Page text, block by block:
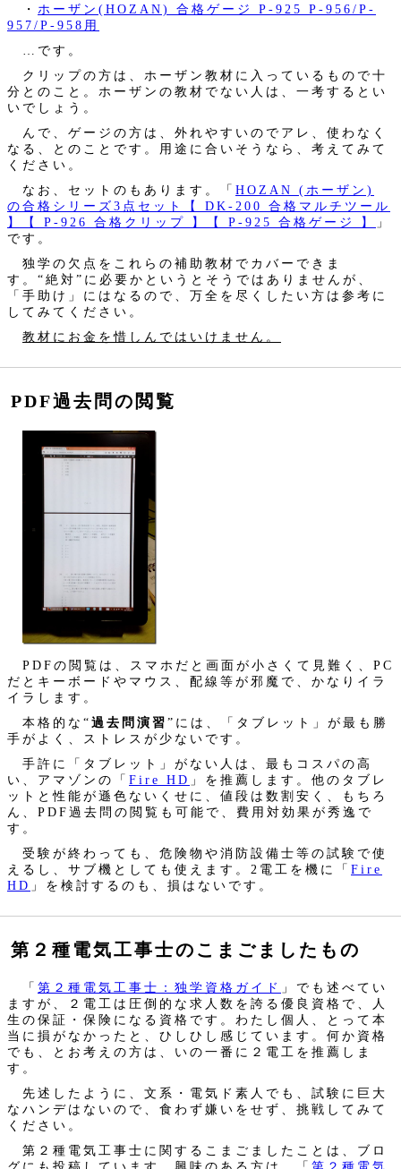
・ ホーザン(HOZAN) 合格ゲージ P-925 P-956/P-
957/P-958用
…です。
クリップの方は、ホーザン教材に入っているもので十
分とのこと。ホーザンの教材でない人は、一考するとい
いでしょう。
んで、ゲージの方は、外れやすいのでアレ、使わなく
なる、とのことです。用途に合いそうなら、考えてみて
ください。
なお、セットのもあります。「 HOZAN (ホーザン)
の合格シリーズ3点セット【 DK-200 合格マルチツール
】【 P-926 合格クリップ 】【 P-925 合格ゲージ 】
」
です。
独学の欠点をこれらの補助教材でカバーできま
す。“絶対”に必要かというとそうではありませんが、
「手助け」にはなるので、万全を尽くしたい方は参考に
してみてください。
教材にお金を惜しんではいけません。
PDF過去問の閲覧
PDFの閲覧は、スマホだと画面が小さくて見難く、PC
だとキーボードやマウス、配線等が邪魔で、かなりイラ
イラします。
本格的な“過去問演習”には、「タブレット」が最も勝
手がよく、ストレスが少ないです。
手許に「タブレット」がない人は、最もコスパの高
い、アマゾンの「 Fire HD 」を推薦します。他のタブレ
ットと性能が遜色ないくせに、値段は数割安く、もちろ
ん、PDF過去問の閲覧も可能で、費用対効果が秀逸で
す。
受験が終わっても、危険物や消防設備士等の試験で使
えるし、サブ機としても使えます。2電工を機に「 Fire
HD 」を検討するのも、損はないです。
第２種電気工事士のこまごましたもの
「 第２種電気工事士：独学資格ガイド
」でも述べてい
ますが、２電工は圧倒的な求人数を誇る優良資格で、人
生の保証・保険になる資格です。わたし個人、とって本
当に損がなかったと、ひしひし感じています。何か資格
でも、とお考えの方は、いの一番に２電工を推薦しま
す。
先述したように、文系・電気ド素人でも、試験に巨大
なハンデはないので、食わず嫌いをせず、挑戦してみて
ください。
第２種電気工事士に関するこまごましたことは、ブロ
グにも投稿しています。興味のある方は、「 第２種電気